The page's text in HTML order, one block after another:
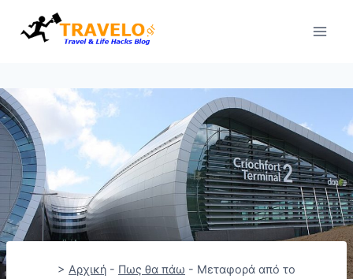
> Αρχική - Πως θα πάω - Μεταφορά από το